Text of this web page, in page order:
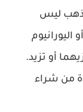
ليس
أو تزيد.
من شراء